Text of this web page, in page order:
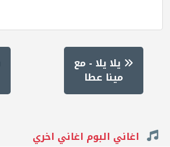
يلا يلا - مع
مينا عطا
اغاني البوم اغاني اخري